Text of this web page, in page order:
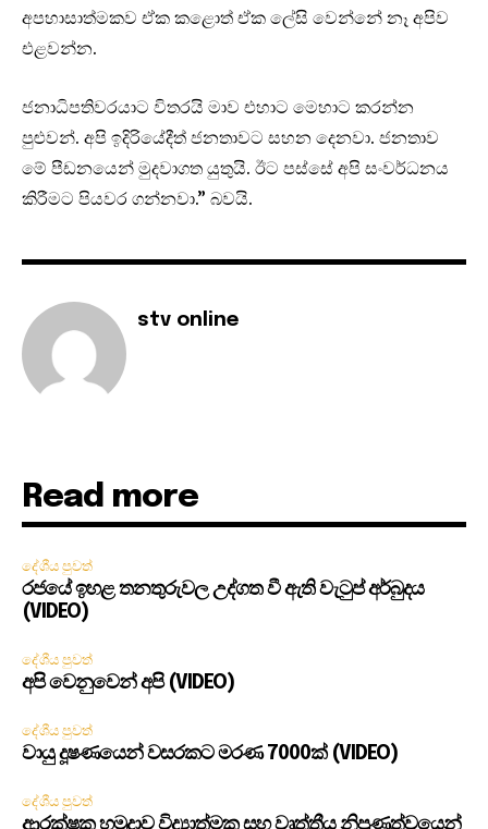
අපහාසාත්මකව ඒක කළොත් ඒක ලේසි වෙන්නේ නෑ අපිව
එළවන්න.
ජනාධිපතිවරයාට විතරයි මාව එහාට මෙහාට කරන්න
පුළුවන්. අපි ඉදිරියේදීත් ජනතාවට සහන දෙනවා. ජනතාව
මේ පීඩනයෙන් මුදවාගත යුතුයි. ඊට පස්සේ අපි සංවර්ධනය
කිරීමට පියවර ගන්නවා.” බවයි.
stv online
Read more
දේශීය පුවත්
රජයේ ඉහළ තනතුරුවල උද්ගත වී ඇති වැටුප් අර්බුදය
(VIDEO)
දේශීය පුවත්
අපි වෙනුවෙන් අපි (VIDEO)
දේශීය පුවත්
වායු දූෂණයෙන් වසරකට මරණ 7000ක් (VIDEO)
දේශීය පුවත්
ආරක්ෂක හමුදාව විද්‍යාත්මක සහ වෘත්තීය නිපුණත්වයෙන්